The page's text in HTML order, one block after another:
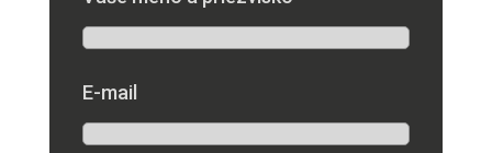
E-mail